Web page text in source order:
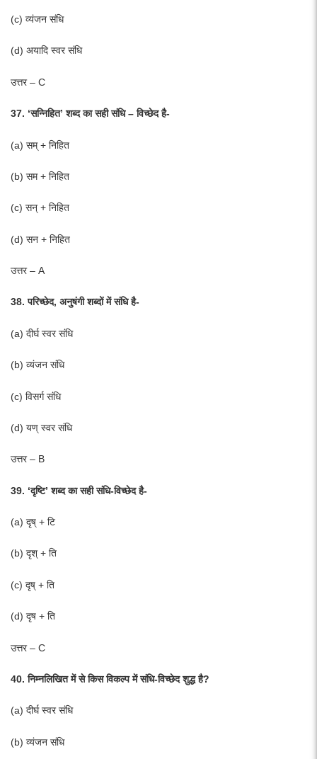
(c) व्यंजन संधि
(d) अयादि स्वर संधि
उत्तर – C
37. ‘सन्निहित’ शब्द का सही संधि – विच्छेद है-
(a) सम् + निहित
(b) सम + निहित
(c) सन् + निहित
(d) सन + निहित
उत्तर – A
38. परिच्छेद, अनुषंगी शब्दों में संधि है-
(a) दीर्घ स्वर संधि
(b) व्यंजन संधि
(c) विसर्ग संधि
(d) यण् स्वर संधि
उत्तर – B
39. ‘दृष्टि’ शब्द का सही संधि-विच्छेद है-
(a) दृष् + टि
(b) दृश् + ति
(c) दृष् + ति
(d) दृष + ति
उत्तर – C
40. निम्नलिखित में से किस विकल्प में संधि-विच्छेद शुद्ध है?
(a) दीर्घ स्वर संधि
(b) व्यंजन संधि